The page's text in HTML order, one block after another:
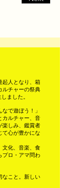
起人となり、箱
ルチャーの祭典
ました。
で遊ぼう！」
カルチャー、音
楽しみ、鑑賞者
て心が豊かにな
文化、音楽、食
プロ・アマ問わ
なこと。新しい